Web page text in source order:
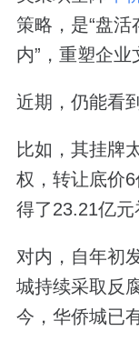
策略，是“盘活
内”，重塑企业
近期，仍能看
比如，其挂牌
权，转让底价
得了23.21亿元
对内，自年初
城持续采取反
今，华侨城已